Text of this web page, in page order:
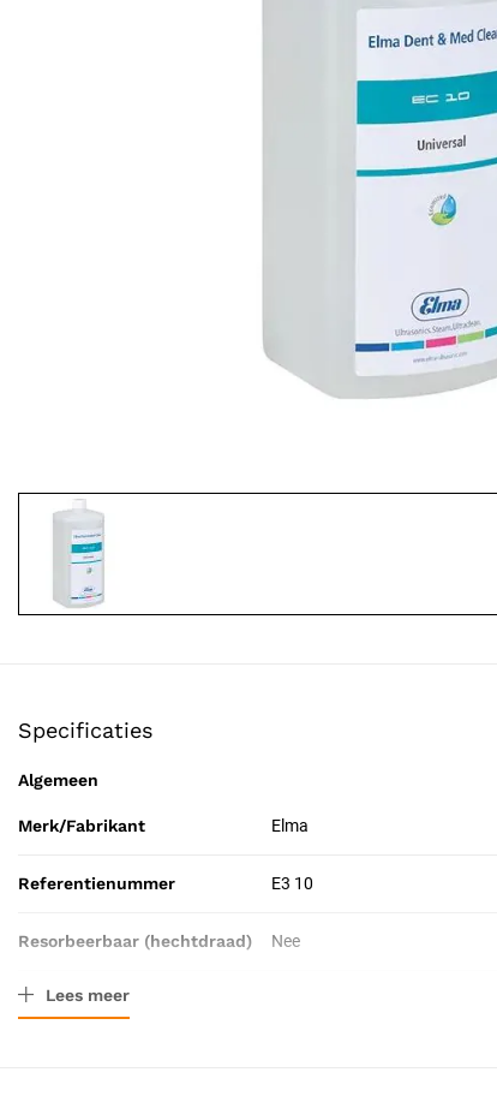
Specificaties
Algemeen
Merk/Fabrikant Elma
Referentienummer E3 10
Resorbeerbaar (hechtdraad) Nee
Certificering
Lees meer